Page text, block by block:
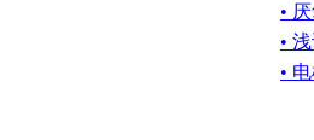
•
•
•